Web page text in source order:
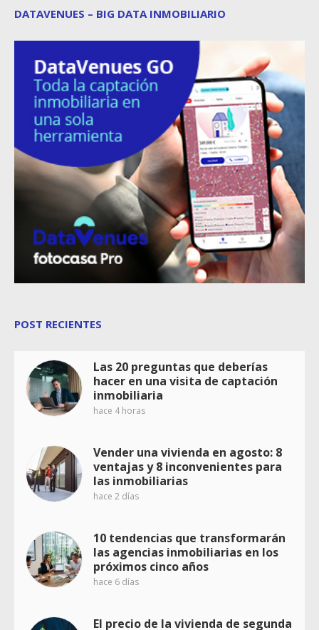
DATAVENUES – BIG DATA INMOBILIARIO
POST RECIENTES
Las 20 preguntas que deberías
hacer en una visita de captación
inmobiliaria
hace 4 horas
Vender una vivienda en agosto: 8
ventajas y 8 inconvenientes para
las inmobiliarias
hace 2 días
10 tendencias que transformarán
las agencias inmobiliarias en los
próximos cinco años
hace 6 días
El precio de la vivienda de segunda